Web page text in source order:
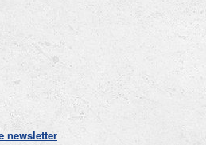
newsletter